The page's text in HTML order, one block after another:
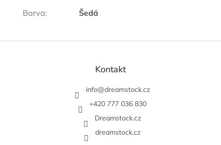
Barva: Šedá
Z
Kontakt
info@dreamstock.cz
+420 777 036 830
Dreamstock.cz
dreamstock.cz